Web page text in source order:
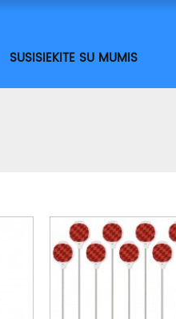
SUSISIEKITE SU MUMIS